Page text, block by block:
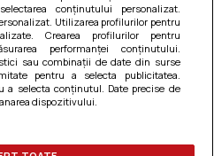
Gestionați preferințele
conținutului personalizat.
Utilizarea profilurilor pentru
Crearea profilurilor pentru
performanței conținutului.
sau combinații de date din surse
pentru a selecta publicitatea.
a selecta conținutul. Date precise de
dispozitivului.